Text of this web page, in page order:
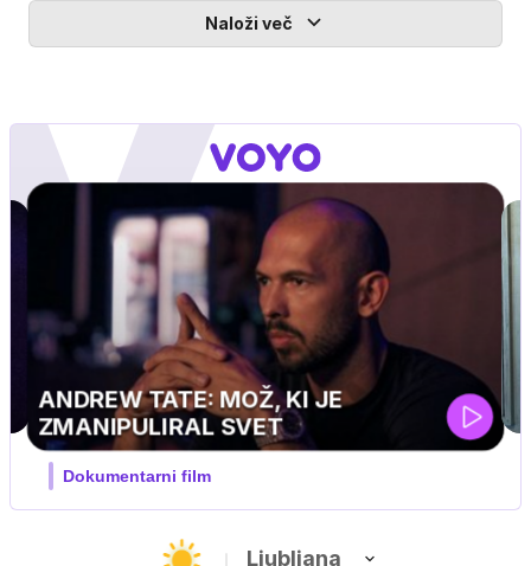
Naloži več
MOJ PRIJATELJ PINGVIN
Film meseca / družinski, pustolovski
Ljubljana